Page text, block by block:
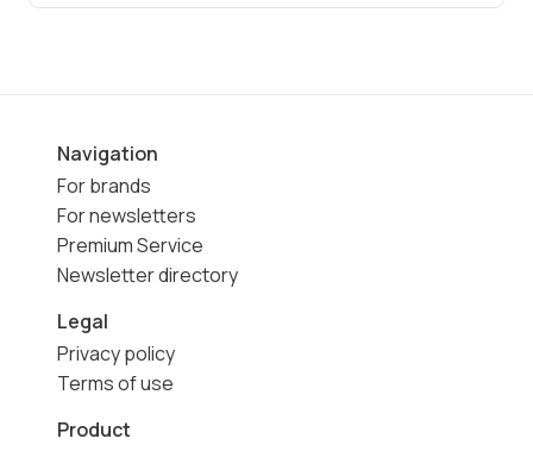
Navigation
For brands
For newsletters
Premium Service
Newsletter directory
Legal
Privacy policy
Terms of use
Product